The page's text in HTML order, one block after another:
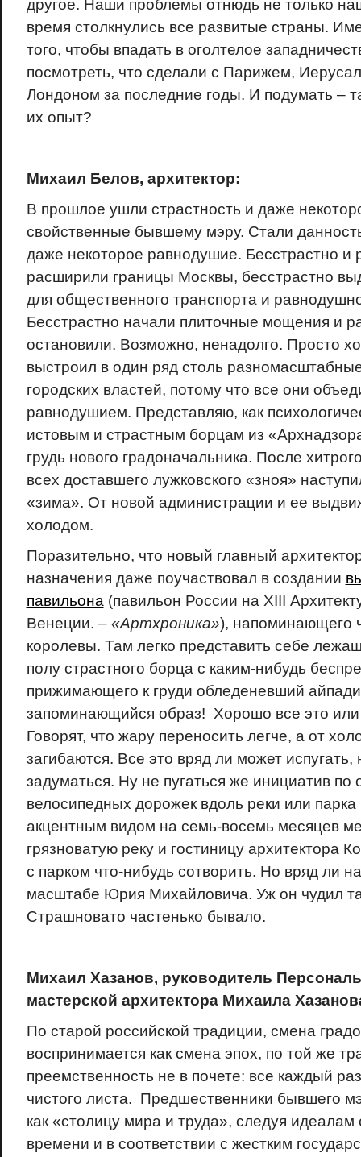
другое. Наши проблемы отнюдь не только
время столкнулись все развитые страны.
того, чтобы впадать в оголтелое
посмотреть, что сделали с Парижем,
Лондоном за последние годы. И подумать –
их опыт?
Михаил Белов, архитектор:
В прошлое ушли страстность и даже
свойственные бывшему мэру. Стали
даже некоторое равнодушие. Бесстрастно и
расширили границы Москвы, бесстрастно
для общественного транспорта и
Бесстрастно начали плиточные мощения и
остановили. Возможно, ненадолго. Просто
выстроил в один ряд столь
городских властей, потому что все они
равнодушием. Представляю, как
истовым и страстным борцам из
грудь нового градоначальника. После
всех доставшего лужковского «зноя»
«зима». От новой администрации и ее
холодом.
Поразительно, что новый главный
назначения даже поучаствовал в создании
павильона (павильон России на XIII
Венеции. – «Артхроника»), напоминающего
королевы. Там легко представить себе
полу страстного борца с каким-нибудь
прижимающего к груди обледеневший
запоминающийся образ! Хорошо все это или
Говорят, что жару переносить легче, а от
загибаются. Все это вряд ли может испугать,
задуматься. Ну не пугаться же инициатив по
велосипедных дорожек вдоль реки или парка
акцентным видом на семь-восемь месяцев
грязноватую реку и гостиницу архитектора
с парком что-нибудь сотворить. Но вряд ли
масштабе Юрия Михайловича. Уж он чудил
Страшновато частенько бывало.
Михаил Хазанов, руководитель
мастерской архитектора Михаила
По старой российской традиции, смена
воспринимается как смена эпох, по той же
преемственность не в почете: все каждый
чистого листа. Предшественники бывшего
как «столицу мира и труда», следуя идеалам
времени и в соответствии с жестким